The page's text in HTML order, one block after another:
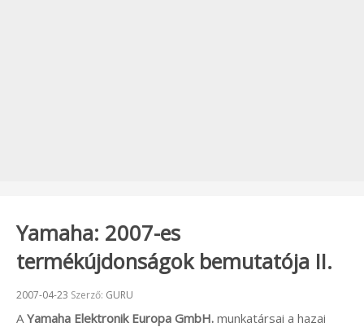
Yamaha: 2007-es
termékújdonságok bemutatója II.
Beküldve:
2007-04-23 Szerző: GURU
A Yamaha Elektronik Europa GmbH. munkatársai a hazai